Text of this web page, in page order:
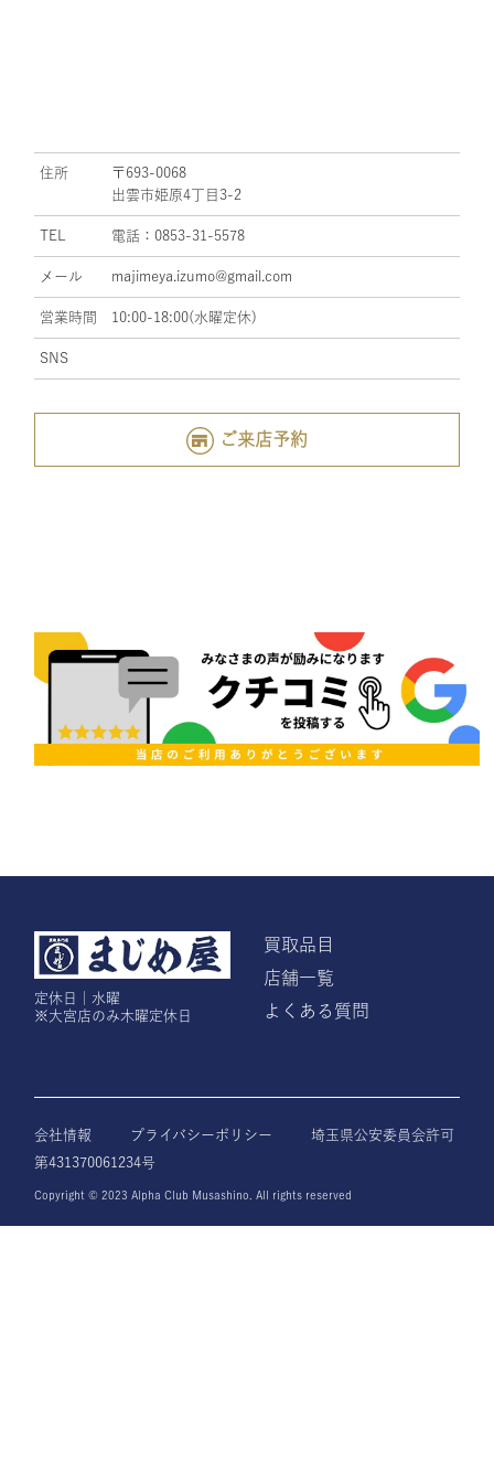
住所
〒693-0068
出雲市姫原4丁目3-2
TEL 電話：0853-31-5578
メール majimeya.izumo@gmail.com
営業時間 10:00-18:00(水曜定休)
SNS
ご来店予約
定休日｜水曜
※大宮店のみ木曜定休日
買取品目
店舗一覧
よくある質問
会社情報 プライバシーポリシー
埼玉県公安委員会許可
第431370061234号
Copyright © 2023 Alpha Club Musashino. All rights reserved